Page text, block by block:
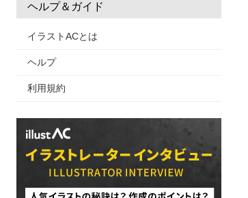
ヘルプ＆ガイド
イラストACとは
ヘルプ
利用規約